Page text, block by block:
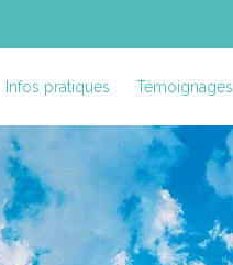
Infos pratiques Témoignages